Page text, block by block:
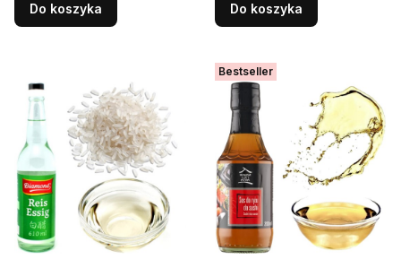
Do koszyka Do koszyka
Bestseller